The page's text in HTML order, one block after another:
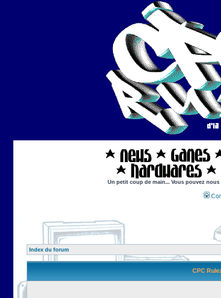
Un petit coup de main... Vous pouvez
Index du forum
CPC